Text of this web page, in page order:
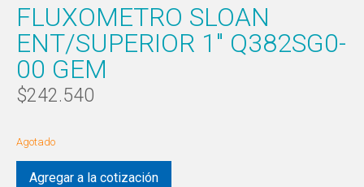
FLUXOMETRO SLOAN
ENT/SUPERIOR 1″ Q382SG0-
00 GEM
$242.540
Agotado
Agregar a la cotización